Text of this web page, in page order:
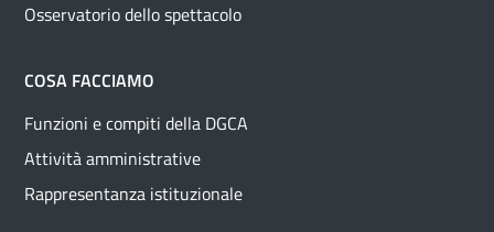
Osservatorio dello spettacolo
COSA FACCIAMO
Funzioni e compiti della DGCA
Attività amministrative
Rappresentanza istituzionale